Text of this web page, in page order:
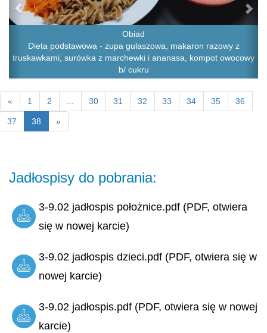
Obiad
Dieta podstawowa - zupa gulaszowa, makaron razowy z
truskawkami, surówka z marchewki i ananasa, kompot owocowy
b/ cukru
« 1 2 ... 30 31 32 33 34 35 36
37 38 »
Jadłospisy do pobrania:
3-9.02 jadłospis położnice.pdf (PDF, otwiera
się w nowej karcie)
3-9.02 jadłospis dzieci.pdf (PDF, otwiera się w
nowej karcie)
3-9.02 jadłospis.pdf (PDF, otwiera się w nowej
karcie)